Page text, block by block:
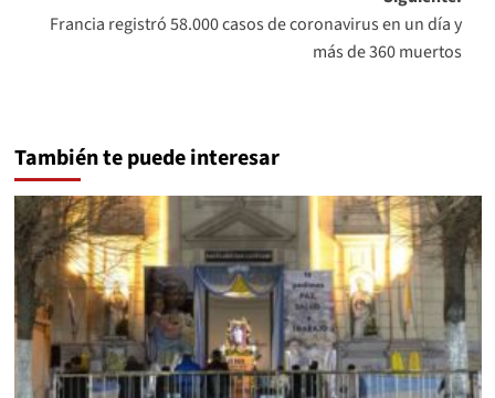
Francia registró 58.000 casos de coronavirus en un día y
más de 360 muertos
También te puede interesar